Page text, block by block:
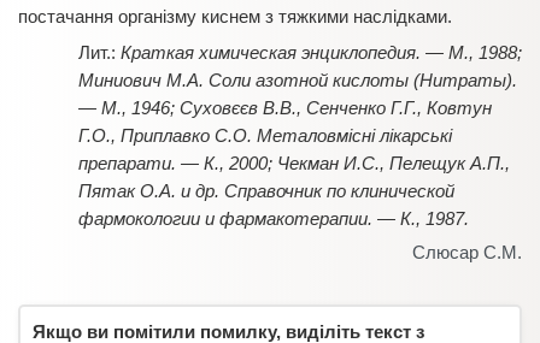
постачання організму киснем з тяжкими наслідками.
Краткая химическая энциклопедия. — М., 1988;
Миниович М.А. Соли азотной кислоты (Нитраты).
— М., 1946; Суховєєв В.В., Сенченко Г.Г., Ковтун
Г.О., Приплавко С.О. Металовмісні лікарські
препарати. — К., 2000; Чекман И.С., Пелещук А.П.,
Пятак О.А. и др. Справочник по клинической
фармокологии и фармакотерапии. — К., 1987.
Слюсар С.М.
Якщо ви помітили помилку, виділіть текст з